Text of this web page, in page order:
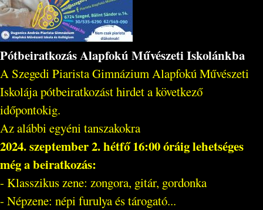
Pótbeiratkozás Alapfokú Művészeti Iskolánkba
A Szegedi Piarista Gimnázium Alapfokú Művészeti
Iskolája pótbeiratkozást hirdet a következő
időpontokig.
Az alábbi egyéni tanszakokra
2024. szeptember 2. hétfő 16:00 óráig lehetséges
még a beiratkozás:
- Klasszikus zene: zongora, gitár, gordonka
- Népzene: népi furulya és tárogató...